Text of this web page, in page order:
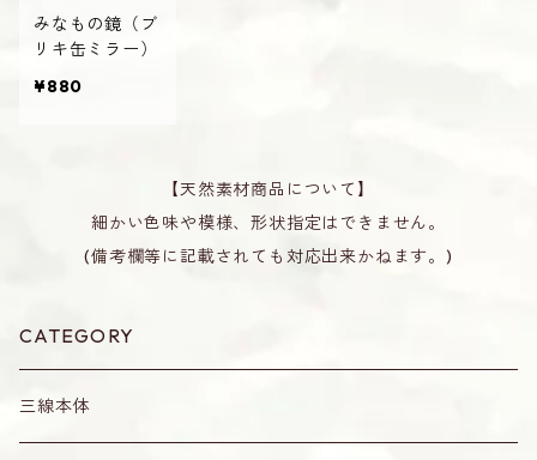
みなもの鏡（ブ
リキ缶ミラー）
¥880
【天然素材商品について】
細かい色味や模様、形状指定はできません。
(備考欄等に記載されても対応出来かねます。)
CATEGORY
三線本体